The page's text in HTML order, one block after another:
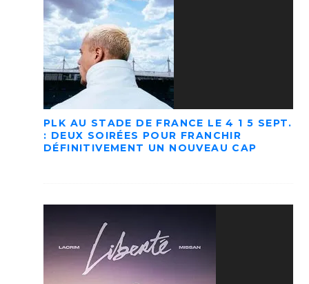
PLK AU STADE DE FRANCE LE 4 1 5 SEPT.
: DEUX SOIRÉES POUR FRANCHIR
DÉFINITIVEMENT UN NOUVEAU CAP